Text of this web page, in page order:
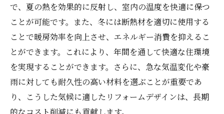
で、夏の熱を効果的に反射し、室内の温度を快適に保つ
ことが可能です。また、冬には断熱材を適切に使用する
ことで暖房効率を向上させ、エネルギー消費を抑えるこ
とができます。これにより、年間を通して快適な住環境
を実現することができます。さらに、急な気温変化や豪
雨に対しても耐久性の高い材料を選ぶことが重要であ
り、こうした気候に適したリフォームデザインは、長期
的なコスト削減にも貢献します。